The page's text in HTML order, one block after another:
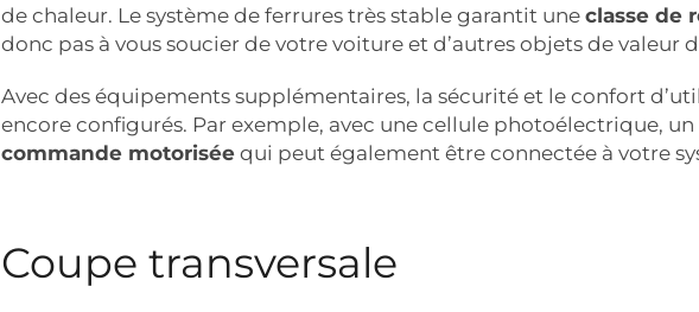
de chaleur. Le système de ferrures très stable garantit une classe de
donc pas à vous soucier de votre voiture et d’autres objets de valeur
Avec des équipements supplémentaires, la sécurité et le confort
encore configurés. Par exemple, avec une cellule photoélectrique,
commande motoriséequi peut également être connectée à votre
Coupe transversale